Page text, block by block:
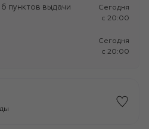
пунктов выдачи
Сегодня
c 20:00
Сегодня
c 20:00